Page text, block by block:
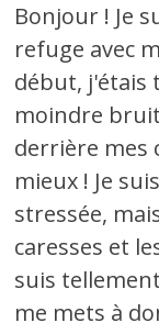
Bonjour ! Je
refuge avec
début, j'étais
moindre
derrière mes
mieux ! Je
stressée,
caresses et
suis
me mets à